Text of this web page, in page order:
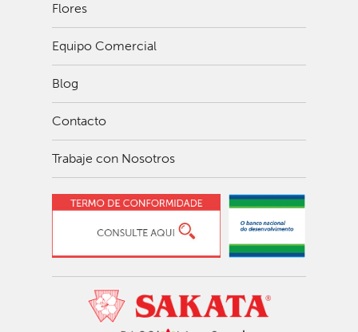
Flores
Equipo Comercial
Blog
Contacto
Trabaje con Nosotros